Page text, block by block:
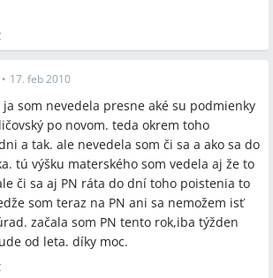
• 17. feb 2010
som nevedela presne aké su podmienky
po novom. teda okrem toho
a tak. ale nevedela som či sa a ako sa do
tú výšku materského som vedela aj že to
či sa aj PN ráta do dní toho poistenia to
som teraz na PN ani sa nemožem isť
začala som PN tento rok,iba týžden
od leta. díky moc.